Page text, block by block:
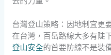
台灣登山策略：因地制宜更
在台灣，百岳路線大多有陡
登山安全的首要防線不是裝